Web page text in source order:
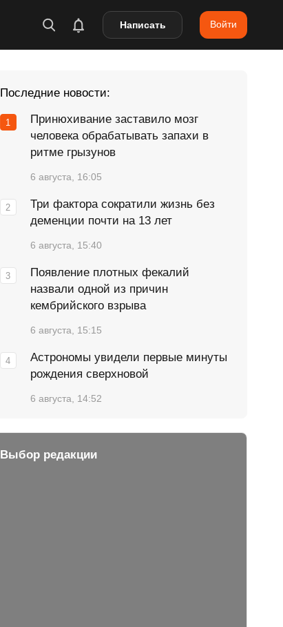
Написать Войти
Последние новости:
Принюхивание заставило мозг
человека обрабатывать запахи в
ритме грызунов
6 августа, 16:05
Три фактора сократили жизнь без
деменции почти на 13 лет
6 августа, 15:40
Появление плотных фекалий
назвали одной из причин
кембрийского взрыва
6 августа, 15:15
Астрономы увидели первые минуты
рождения сверхновой
6 августа, 14:52
Выбор редакции